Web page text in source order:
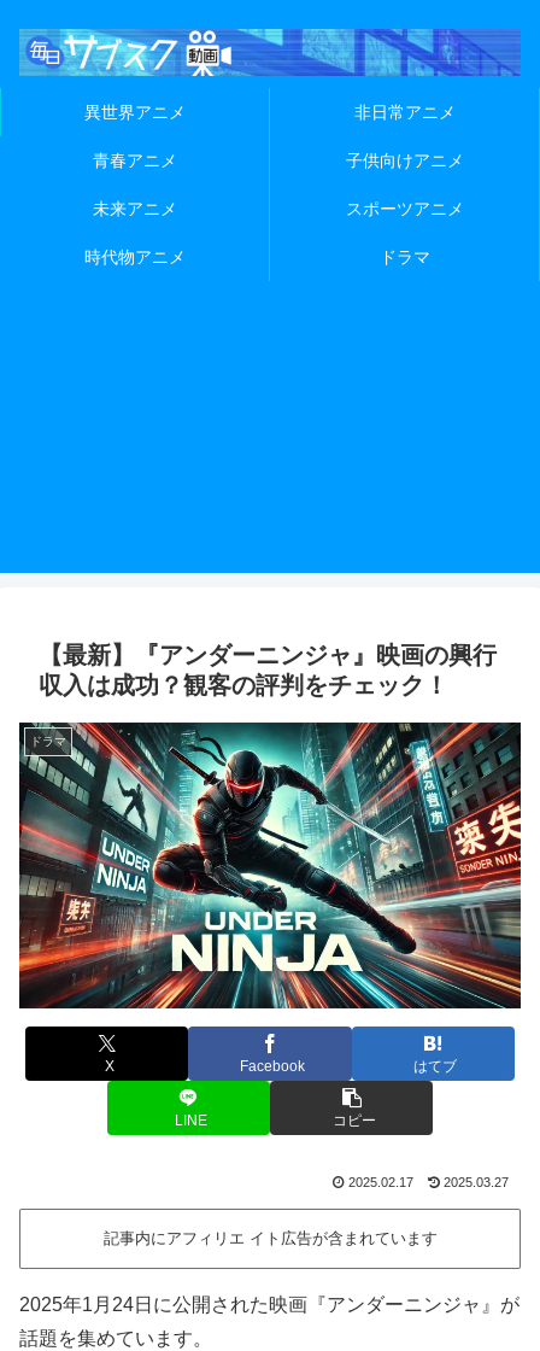
異世界アニメ 非日常アニメ
青春アニメ 子供向けアニメ
未来アニメ スポーツアニメ
時代物アニメ ドラマ
【最新】『アンダーニンジャ』映画の興行
収入は成功？観客の評判をチェック！
ドラマ
X Facebook はてブ
LINE コピー
2025.02.17 2025.03.27
記事内にアフィリエ イト広告が含まれています
2025年1月24日に公開された映画『アンダーニンジャ』が
話題を集めています。